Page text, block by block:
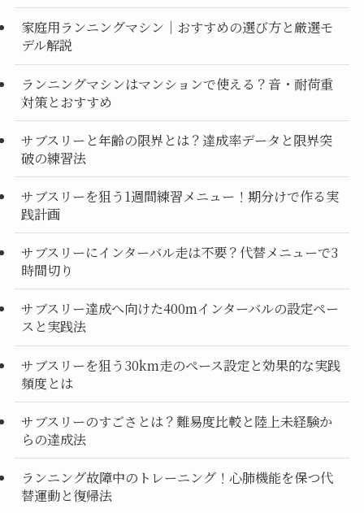
家庭用ランニングマシン｜おすすめの選び方と厳選モ
デル解説
ランニングマシンはマンションで使える？音・耐荷重
対策とおすすめ
サブスリーと年齢の限界とは？達成率データと限界突
破の練習法
サブスリーを狙う1週間練習メニュー！期分けで作る実
践計画
サブスリーにインターバル走は不要？代替メニューで3
時間切り
サブスリー達成へ向けた400mインターバルの設定ペー
スと実践法
サブスリーを狙う30km走のペース設定と効果的な実践
頻度とは
サブスリーのすごさとは？難易度比較と陸上未経験か
らの達成法
ランニング故障中のトレーニング！心肺機能を保つ代
替運動と復帰法